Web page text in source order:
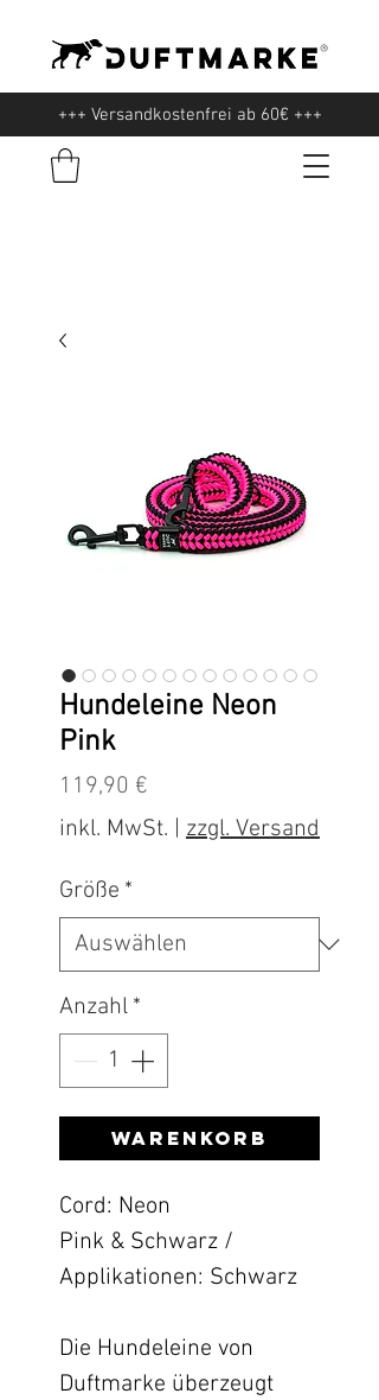
+++ Versandkostenfrei ab 60€ +++
Hundeleine Neon
Pink
119,90 €
inkl. MwSt.
zzgl. Versand
Größe *
Anzahl *
Warenkorb
Cord: Neon
Pink & Schwarz /
Applikationen: Schwarz
Die Hundeleine von
Duftmarke überzeugt